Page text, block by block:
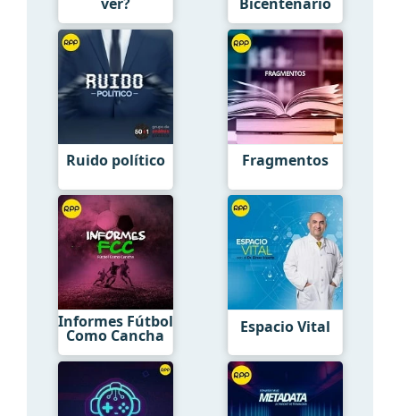
ver? Bicentenario
Ruido político Fragmentos
Informes Fútbol
Como Cancha Espacio Vital